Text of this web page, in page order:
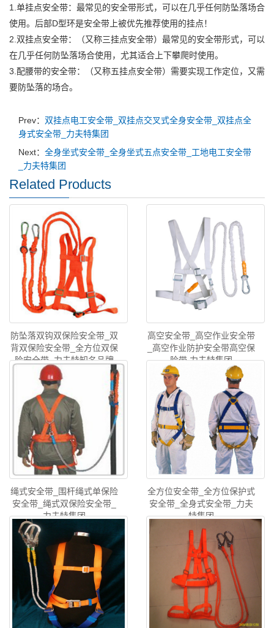
1.单挂点安全带：最常见的安全带形式，可以在几乎任何防坠落场合
使用。后部D型环是安全带上被优先推荐使用的挂点！
2.双挂点安全带：（又称三挂点安全带）最常见的安全带形式，可以
在几乎任何防坠落场合使用，尤其适合上下攀爬时使用。
3.配腰带的安全带：（又称五挂点安全带）需要实现工作定位，又需
要防坠落的场合。
Prev： 双挂点电工安全带_双挂点交叉式全身安全带_双挂点全
身式安全带_力夫特集团
Next： 全身坐式安全带_全身坐式五点安全带_工地电工安全带
_力夫特集团
Related Products
防坠落双钩双保险安全带_双
背双保险安全带_全方位双保
险安全带_力夫特知名品牌
高空安全带_高空作业安全带
_高空作业防护安全带高空保
险带 力夫特集团
绳式安全带_围杆绳式单保险
安全带_绳式双保险安全带_
力夫特集团
全方位安全带_全方位保护式
安全带_全身式安全带_力夫
特集团